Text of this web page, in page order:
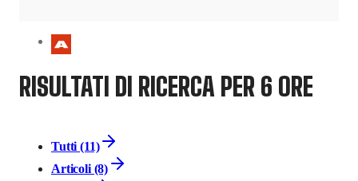
RISULTATI DI RICERCA PER 6 ORE
Tutti (11)
Articoli (8)